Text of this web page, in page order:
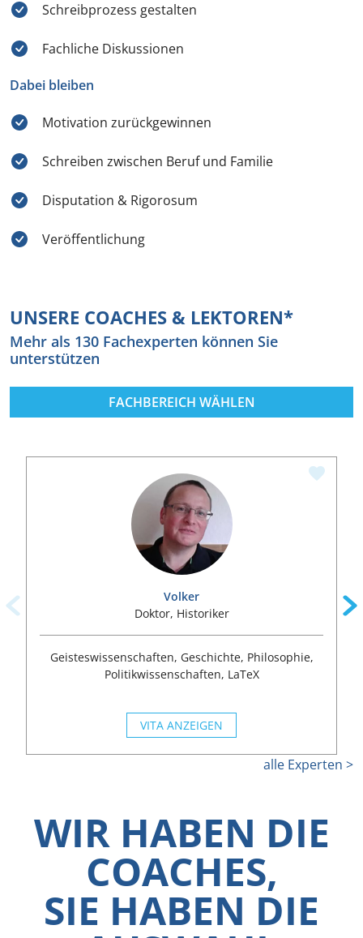
Schreibprozess gestalten
Fachliche Diskussionen
Dabei bleiben
Motivation zurückgewinnen
Schreiben zwischen Beruf und Familie
Disputation & Rigorosum
Veröffentlichung
UNSERE COACHES & LEKTOREN*
Mehr als 130 Fachexperten können Sie
unterstützen
FACHBEREICH WÄHLEN
Volker
Doktor, Historiker
Geisteswissenschaften, Geschichte, Philosophie,
Politikwissenschaften, LaTeX
VITA ANZEIGEN
alle Experten >
WIR HABEN DIE
COACHES,
SIE HABEN DIE